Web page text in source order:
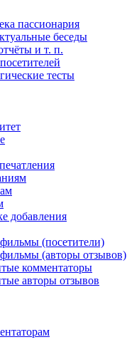
пассионария
беседы
и т. п.
тесты
добавления
(посетители)
(авторы отзывов)
комментаторы
авторы отзывов